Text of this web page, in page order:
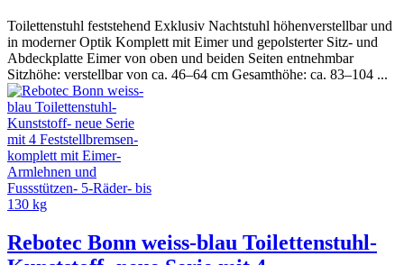
Toilettenstuhl feststehend Exklusiv Nachtstuhl höhenverstellbar und
in moderner Optik Komplett mit Eimer und gepolsterter Sitz- und
Abdeckplatte Eimer von oben und beiden Seiten entnehmbar
Sitzhöhe: verstellbar von ca. 46–64 cm Gesamthöhe: ca. 83–104 ...
Rebotec Bonn weiss-blau Toilettenstuhl-